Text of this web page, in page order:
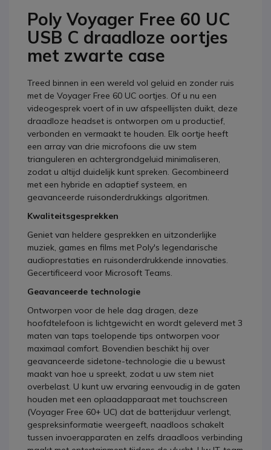
Poly Voyager Free 60 UC
USB C draadloze oortjes
met zwarte case
Treed binnen in een wereld vol geluid en zonder ruis
met de Voyager Free 60 UC oortjes. Of u nu een
videogesprek voert of in uw afspeellijsten duikt, deze
draadloze headset is ontworpen om u productief,
verbonden en vermaakt te houden. Elk oortje heeft
een array van drie microfoons die uw stem
trianguleren en achtergrondgeluid minimaliseren,
zodat u altijd duidelijk kunt spreken. Gecombineerd
met een hybride en adaptief systeem, en
geavanceerde ruisonderdrukkings algoritmen.
Kwaliteitsgesprekken
Geniet van heldere gesprekken en uitzonderlijke
muziek, games en films met Poly's legendarische
audioprestaties en ruisonderdrukkende innovaties.
Gecertificeerd voor Microsoft Teams.
Geavanceerde technologie
Ontworpen voor de hele dag dragen, deze
hoofdtelefoon is lichtgewicht en wordt geleverd met 3
maten van taps toelopende tips ontworpen voor
maximaal comfort. Bovendien beschikt hij over
geavanceerde sidetone-technologie die u bewust
maakt van hoe u spreekt, zodat u uw stem niet
overbelast. U kunt uw ervaring eenvoudig in de gaten
houden met een oplaadapparaat met touchscreen
(Voyager Free 60+ UC) dat de batterijduur verlengt,
gespreksinformatie weergeeft, naadloos schakelt
tussen invoerapparaten en zelfs draadloos verbinding